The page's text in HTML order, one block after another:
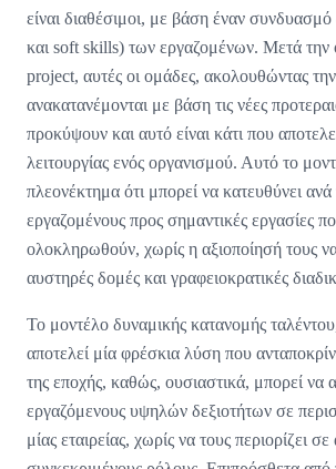
είναι διαθέσιμοι, με βάση έναν
και soft skills) των εργαζομένων. Mετά
project, αυτές οι ομάδες, ακολουθώντας την
ανακατανέμονται με βάση τις νέες
προκύψουν και αυτό είναι κάτι που
λειτουργίας ενός οργανισμού. Αυτό το
πλεονέκτημα ότι μπορεί να κατευθύνει
εργαζομένους προς σημαντικές εργασίες
ολοκληρωθούν, χωρίς η αξιοποίησή τους
αυστηρές δομές και γραφειοκρατικές
Το μοντέλο δυναμικής κατανομής
αποτελεί μία φρέσκια λύση που
της εποχής, καθώς, ουσιαστικά, μπορεί να
εργαζόμενους υψηλών δεξιοτήτων σε
μίας εταιρείας, χωρίς να τους περιορίζει